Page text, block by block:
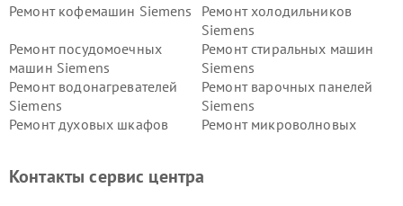
Ремонт кофемашин Siemens
Ремонт холодильников
Siemens
Ремонт посудомоечных
машин Siemens
Ремонт стиральных машин
Siemens
Ремонт водонагревателей
Siemens
Ремонт варочных панелей
Siemens
Ремонт духовых шкафов
Ремонт микроволновых
Siemens
Siemens
Контакты сервис центра